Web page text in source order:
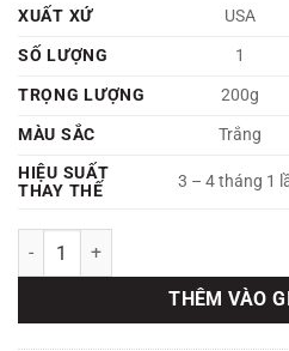
XUẤT XỨ
USA
SỐ LƯỢNG
1
TRỌNG LƯỢNG
200g
MÀU SẮC
Trắng
HIỆU SUẤT
THAY THẾ
3 – 4 tháng 1
Đầu bàn chải điện Philips S
THÊM VÀO